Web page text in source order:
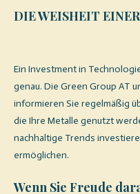
DIE WEISHEIT
Ein Investment in
genau. Die Green Group AT
informieren Sie regelmäßig
die Ihre Metalle genutzt
nachhaltige Trends
ermöglichen.
Wenn Sie Freude